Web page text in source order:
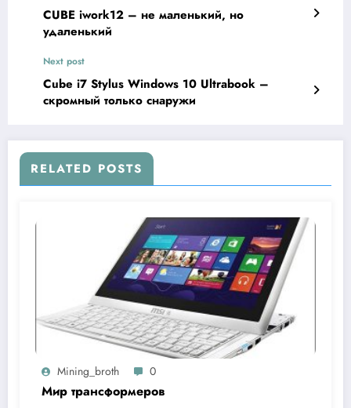
CUBE iwork12 – не маленький, но
удаленький
Next post
Cube i7 Stylus Windows 10 Ultrabook –
скромный только снаружи
RELATED POSTS
Mining_broth 0
Мир трансформеров